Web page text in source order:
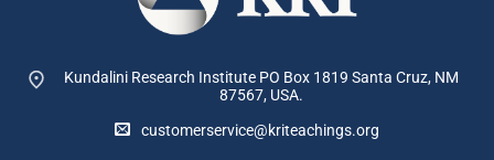
Kundalini Research Institute PO Box 1819 Santa Cruz, NM
87567, USA.
customerservice@kriteachings.org